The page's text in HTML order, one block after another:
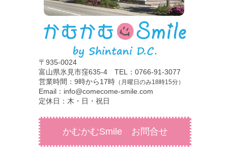
〒935-0024
富山県氷見市窪635-4 TEL：0766-91-3077
営業時間：9時から17時 （月曜日のみ18時15分）
Email：info@comecome-smile.com
定休日：木・日・祝日
かむかむSmile お問合せ